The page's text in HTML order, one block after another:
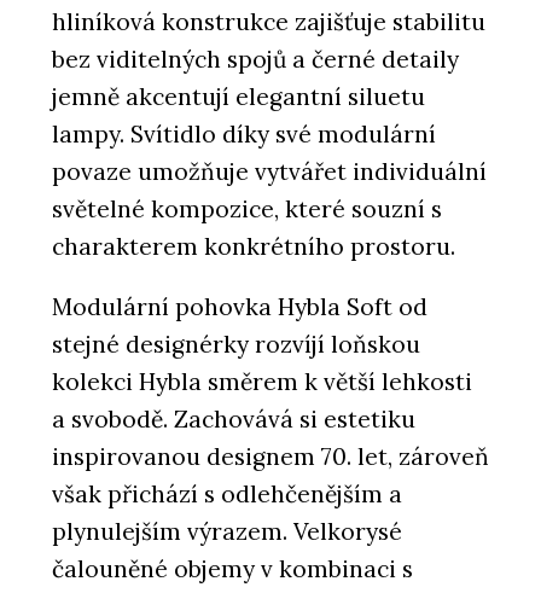
Bubenečská romance v
minimalistickém duchu
PRODUKTY
Pohovka Budapest Soft od značky
Baxter - KONSEPTI
hliníková konstrukce zajišťuje stabilitu
bez viditelných spojů a černé detaily
jemně akcentují elegantní siluetu
lampy. Svítidlo díky své modulární
povaze umožňuje vytvářet individuální
světelné kompozice, které souzní s
charakterem konkrétního prostoru.
Modulární pohovka Hybla Soft od
stejné designérky rozvíjí loňskou
kolekci Hybla směrem k větší lehkosti
a svobodě. Zachovává si estetiku
inspirovanou designem 70. let, zároveň
však přichází s odlehčenějším a
plynulejším výrazem. Velkorysé
čalouněné objemy v kombinaci s